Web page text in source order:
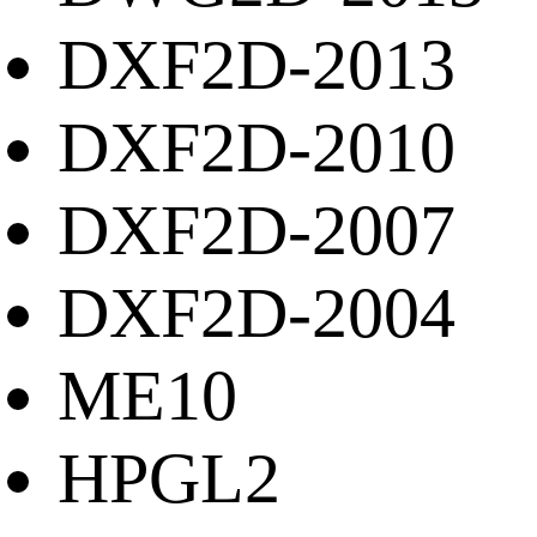
DXF2D-2013
DXF2D-2010
DXF2D-2007
DXF2D-2004
ME10
HPGL2